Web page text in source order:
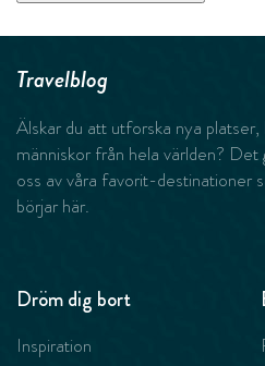
Travelblog
Älskar du att utforska nya
människor från hela världen?
oss av våra favorit-destinationer
börjar här.
Dröm dig bort
Inspiration